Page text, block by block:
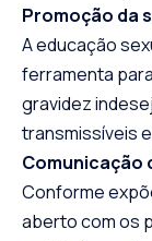
Promoção da
A educação
ferramenta
gravidez
transmissíveis
Comunicação
Conforme
aberto com os